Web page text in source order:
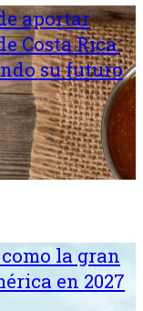
aportar
Costa Rica:
su futuro
la gran
en 2027